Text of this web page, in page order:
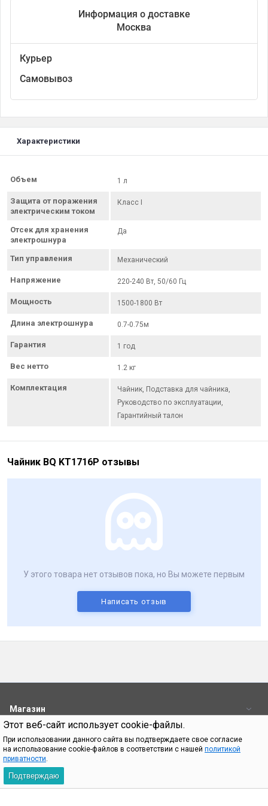
Этот веб-сайт использует cookie-файлы.
При использовании данного сайта вы подтверждаете свое согласие
на использование cookie-файлов в соответствии с нашей политикой
приватности.
Подтверждаю
Информация о доставке
Москва
Курьер
Самовывоз
Характеристики
Объем 1 л
Защита от поражения
электрическим током
Класс I
Отсек для хранения
электрошнура
Да
Тип управления Механический
Напряжение 220-240 Вт, 50/60 Гц
Мощность 1500-1800 Вт
Длина электрошнура 0.7-0.75м
Гарантия 1 год
Вес нетто 1.2 кг
Комплектация
Чайник, Подставка для чайника,
Руководство по эксплуатации,
Гарантийный талон
Чайник BQ KT1716P отзывы
У этого товара нет отзывов пока, но Вы можете первым
Написать отзыв
Магазин
Контакты
При использовании материалов с сайта shop.bq.ru обязательно